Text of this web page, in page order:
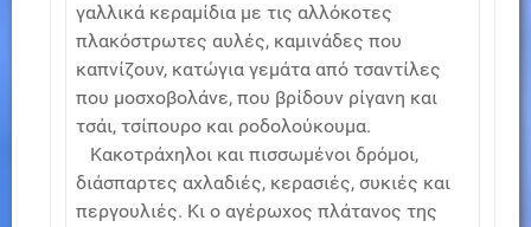
γαλλικά κεραμίδια με τις αλλόκοτες
πλακόστρωτες αυλές, καμινάδες που
καπνίζουν, κατώγια γεμάτα από τσαντίλες
που μοσχοβολάνε, που βρίδουν ρίγανη και
τσάι, τσίπουρο και ροδολούκουμα.
Κακοτράχηλοι και πισσωμένοι δρόμοι,
διάσπαρτες αχλαδιές, κερασιές, συκιές και
περγουλιές. Κι ο αγέρωχος πλάτανος της